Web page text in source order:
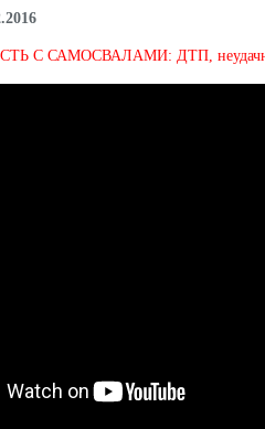
С САМОСВАЛАМИ: ДТП,